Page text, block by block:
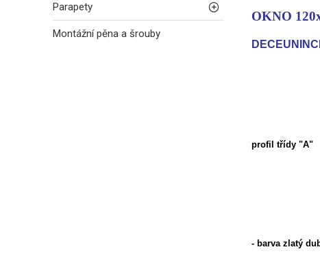
Parapety
Montážní pěna a šrouby
OKNO
profil třídy "A"
- barva zlatý